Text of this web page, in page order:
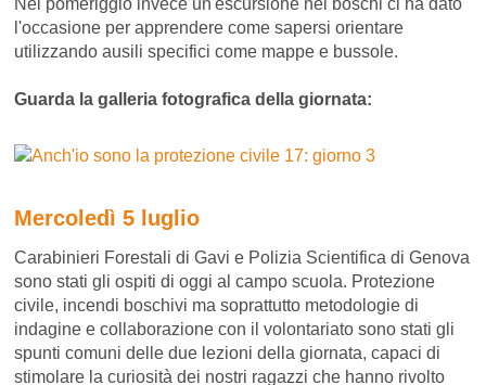
Nel pomeriggio invece un'escursione nei boschi ci ha dato
l'occasione per apprendere come sapersi orientare
utilizzando ausili specifici come mappe e bussole.
Guarda la galleria fotografica della giornata:
Mercoledì 5 luglio
Carabinieri Forestali di Gavi e Polizia Scientifica di Genova
sono stati gli ospiti di oggi al campo scuola. Protezione
civile, incendi boschivi ma soprattutto metodologie di
indagine e collaborazione con il volontariato sono stati gli
spunti comuni delle due lezioni della giornata, capaci di
stimolare la curiosità dei nostri ragazzi che hanno rivolto